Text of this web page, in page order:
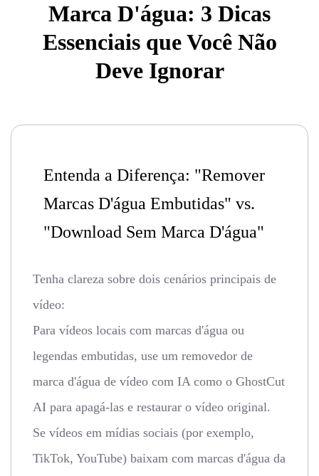
Marca D'água: 3 Dicas
Essenciais que Você Não
Deve Ignorar
Entenda a Diferença: "Remover
Marcas D'água Embutidas" vs.
"Download Sem Marca D'água"
Tenha clareza sobre dois cenários principais de
vídeo:
Para vídeos locais com marcas d'água ou
legendas embutidas, use um removedor de
marca d'água de vídeo com IA como o GhostCut
AI para apagá-las e restaurar o vídeo original.
Se vídeos em mídias sociais (por exemplo,
TikTok, YouTube) baixam com marcas d'água da